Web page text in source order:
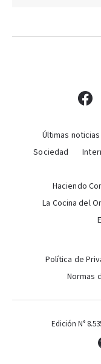
Últimas noticias
Sociedad
Haciendo
La Cocina del
Política de
Normas
Edición N°